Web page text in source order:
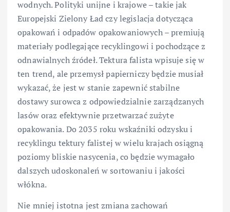
wodnych. Polityki unijne i krajowe – takie jak
Europejski Zielony Ład czy legislacja dotycząca
opakowań i odpadów opakowaniowych – premiują
materiały podlegające recyklingowi i pochodzące z
odnawialnych źródeł. Tektura falista wpisuje się w
ten trend, ale przemysł papierniczy będzie musiał
wykazać, że jest w stanie zapewnić stabilne
dostawy surowca z odpowiedzialnie zarządzanych
lasów oraz efektywnie przetwarzać zużyte
opakowania. Do 2035 roku wskaźniki odzysku i
recyklingu tektury falistej w wielu krajach osiągną
poziomy bliskie nasycenia, co będzie wymagało
dalszych udoskonaleń w sortowaniu i jakości
włókna.
Nie mniej istotna jest zmiana zachowań